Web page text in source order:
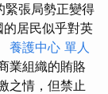
緊張局勢正變得
居民似乎對英
養護中心 單人
業組織的賄賂
之情，但禁止